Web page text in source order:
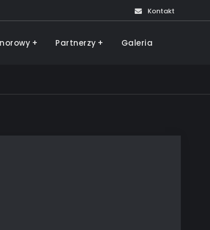
Kontakt
Partnerzy Galeria